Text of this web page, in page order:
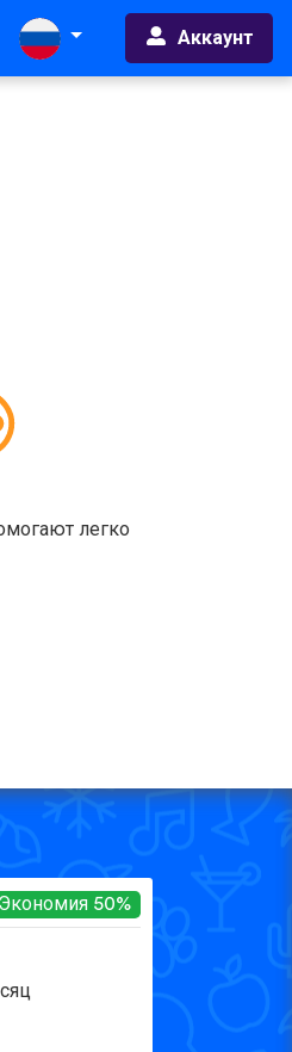
Аккаунт
легко
Экономия 50%